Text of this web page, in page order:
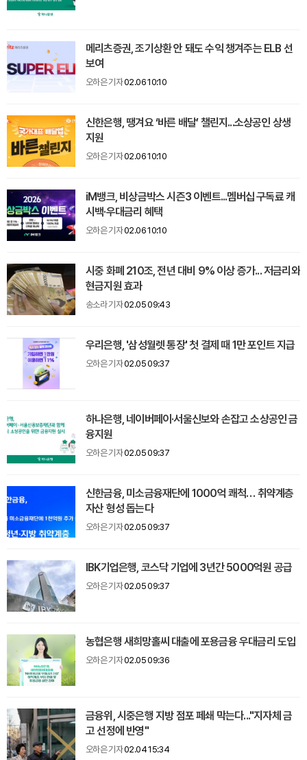
메리츠증권, 조기상환 안 돼도 수익 챙겨주는 ELB 선
보여
오하은 기자02.06 10:10
신한은행, 땡겨요 ‘바른 배달’ 챌린지...소상공인 상생
지원
오하은 기자02.06 10:10
iM뱅크, 비상금박스 시즌3 이벤트...멤버십 구독료 캐
시백·우대금리 혜택
오하은 기자02.06 10:10
시중 화폐 210조, 전년 대비 9% 이상 증가... 저금리와
현금지원 효과
송소라 기자02.05 09:43
우리은행, '삼성월렛 통장' 첫 결제 때 1만 포인트 지급
오하은 기자02.05 09:37
하나은행, 네이버페이·서울신보와 손잡고 소상공인 금
융지원
오하은 기자02.05 09:37
신한금융, 미소금융재단에 1000억 쾌척… 취약계층
자산 형성 돕는다
오하은 기자02.05 09:37
IBK기업은행, 코스닥 기업에 3년간 5000억원 공급
오하은 기자02.05 09:37
농협은행 새희망홀씨 대출에 포용금융 우대금리 도입
오하은 기자02.05 09:36
금융위, 시중은행 지방 점포 페쇄 막는다..."지자체 금
고 선정에 반영"
오하은 기자02.04 15:34